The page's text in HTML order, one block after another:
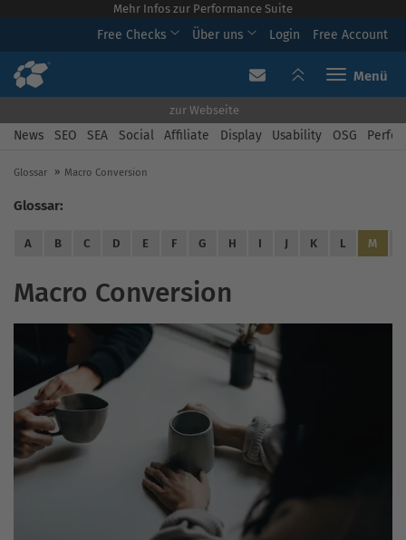
Mehr Infos zur Performance Suite
Free Checks Über uns Login Free Account
Toggle
zur Webseite
News SEO SEA Social Affiliate Display Usability OSG
Glossar Macro Conversion
Glossar:
A B C D E F G H I J K L M
Macro Conversion